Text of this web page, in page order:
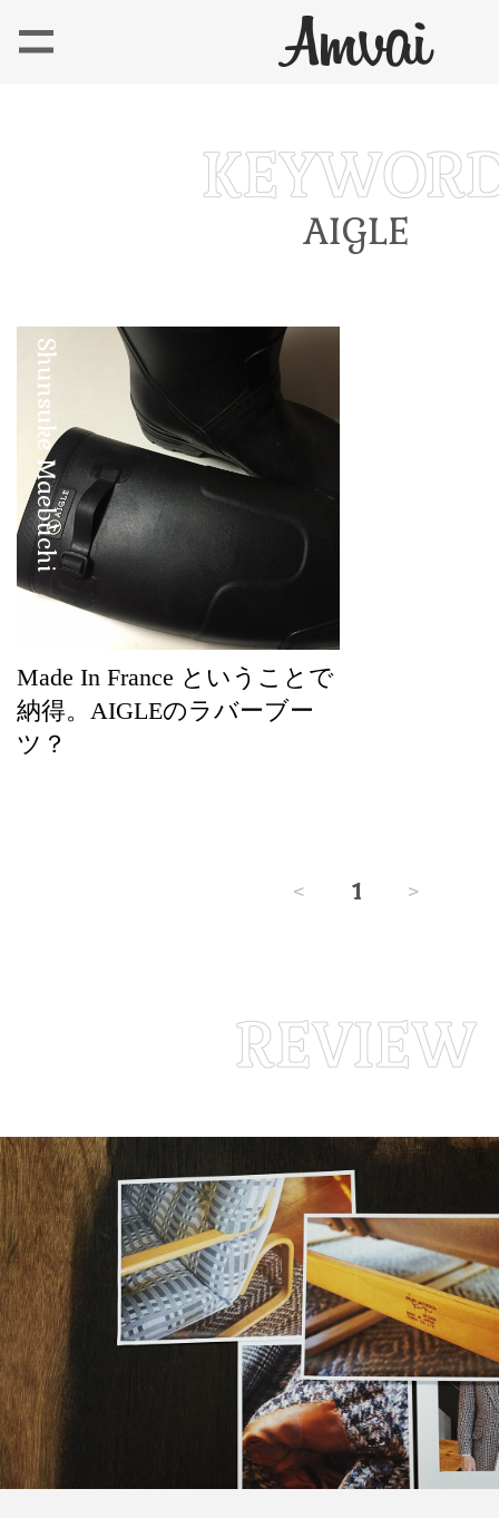
AIGLE
Shunsuke Maebuchi
Made In France ということで
納得。AIGLEのラバーブー
ツ？
< 1 >